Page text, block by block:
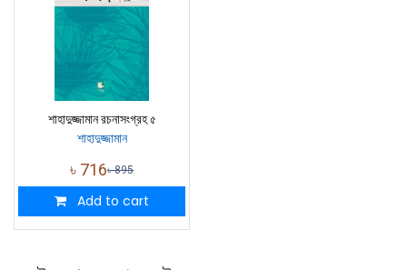
শাহাদুজ্জামান রচনাসংগ্রহ ৫
শাহাদুজ্জামান
৳ 716৳895
Add to cart